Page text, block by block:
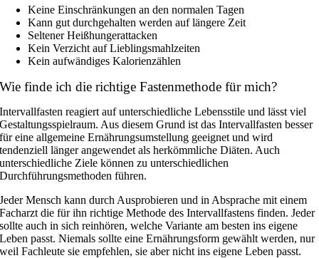
Keine Einschränkungen an den normalen Tagen
Kann gut durchgehalten werden auf längere Zeit
Seltener Heißhungerattacken
Kein Verzicht auf Lieblingsmahlzeiten
Kein aufwändiges Kalorienzählen
Wie finde ich die richtige Fastenmethode für mich?
Intervallfasten reagiert auf unterschiedliche Lebensstile und lässt viel
Gestaltungsspielraum. Aus diesem Grund ist das Intervallfasten besser
für eine allgemeine Ernährungsumstellung geeignet und wird
tendenziell länger angewendet als herkömmliche Diäten. Auch
unterschiedliche Ziele können zu unterschiedlichen
Durchführungsmethoden führen.
Jeder Mensch kann durch Ausprobieren und in Absprache mit einem
Facharzt die für ihn richtige Methode des Intervallfastens finden. Jeder
sollte auch in sich reinhören, welche Variante am besten ins eigene
Leben passt. Niemals sollte eine Ernährungsform gewählt werden, nur
weil Fachleute sie empfehlen, sie aber nicht ins eigene Leben passt.